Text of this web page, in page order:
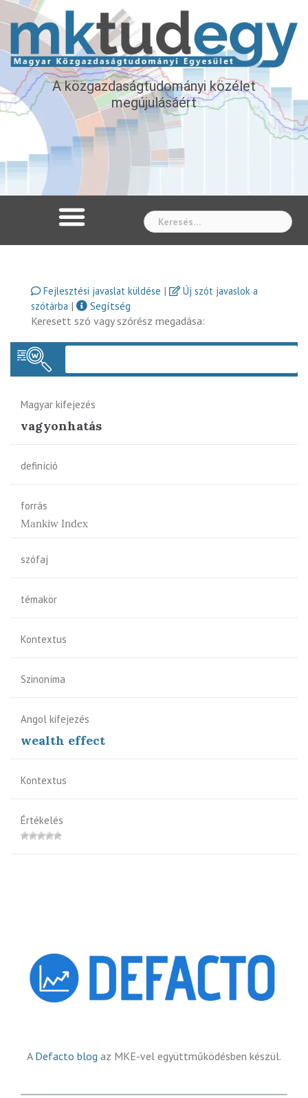
A közgazdaságtudományi közélet
megújulásáért
Fejlesztési javaslat küldése |
Új szót javaslok a
szótárba |
Segítség
Keresett szó vagy szórész megadása:
Magyar kifejezés
vagyonhatás
definíció
forrás
Mankiw Index
szófaj
témakör
Kontextus
Szinoníma
Angol kifejezés
wealth effect
Kontextus
Értékelés
A Defacto blog az MKE-vel együttműködésben készül.